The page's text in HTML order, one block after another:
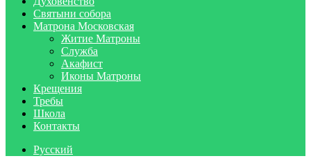
Святыни собора
Матрона Московская
Житие Матроны
Служба
Акафист
Иконы Матроны
Крещения
Требы
Школа
Контакты
Русский